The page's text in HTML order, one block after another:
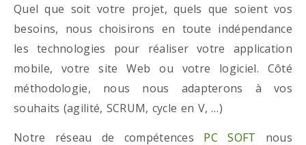
Quel que soit votre projet, quels que soient vos
besoins, nous choisirons en toute indépendance
les technologies pour réaliser votre application
mobile, votre site Web ou votre logiciel. Côté
méthodologie, nous nous adapterons à vos
souhaits (agilité, SCRUM, cycle en V, …)
Notre réseau de compétences PC SOFT nous